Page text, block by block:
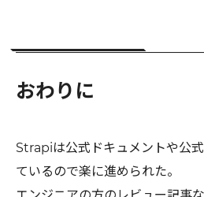
おわりに
Strapiは公式ドキュメントや公
ているので楽に進められた。